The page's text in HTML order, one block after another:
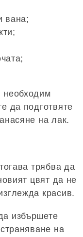
вана;
необходим
да подготвяте
на лак.
трябва да
цвят да не
красив.
избършете
на